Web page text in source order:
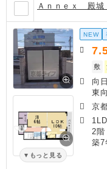
Ａｎｎｅｘ 殿城
もっと見る
NEW
敷
向
東
京
2
築7